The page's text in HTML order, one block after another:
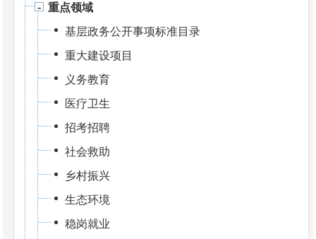
重点领域
基层政务公开事项标准目录
重大建设项目
义务教育
医疗卫生
招考招聘
社会救助
乡村振兴
生态环境
稳岗就业